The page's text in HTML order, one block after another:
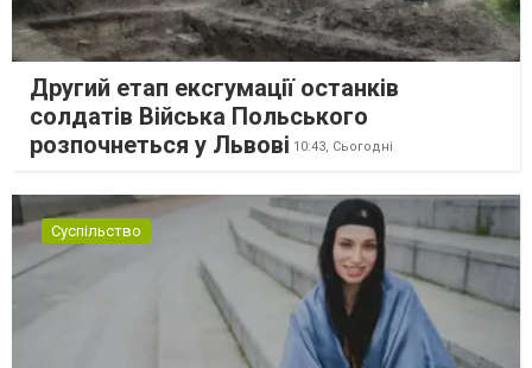
Другий етап ексгумації останків
солдатів Війська Польського
розпочнеться у Львові 10:43, Сьогодні
Суспільство